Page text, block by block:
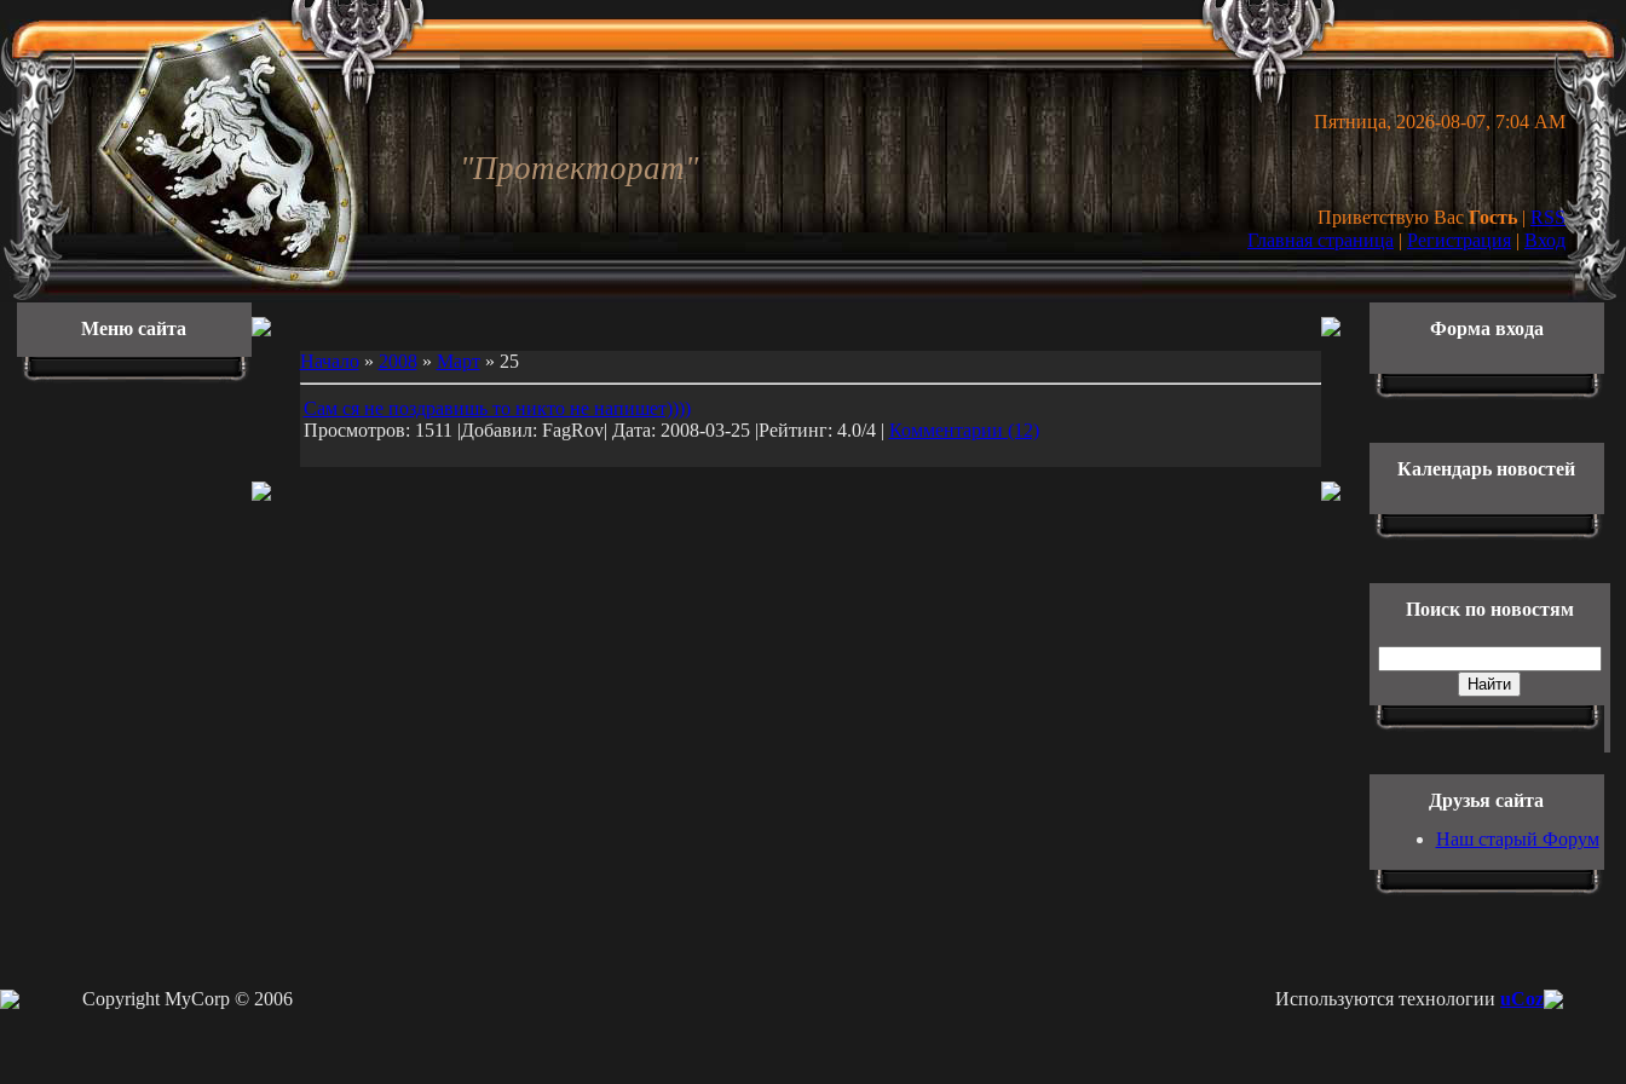
Пятница, 2026-08-07, 7:04 AM
"Протекторат"
Приветствую ВасГость | RSS
Главная страница | Регистрация | Вход
Меню сайта
Начало» 2008 » Март » 25
Сам ся не поздравишь то никто не напишет))))
Просмотров: 1511 |Добавил: FagRov| Дата: 2008-03-25|Рейтинг: 4.0/4 | Комментарии (12)
Форма входа
Календарь новостей
Поиск по новостям
Друзья сайта
Наш старый Форум
Copyright MyCorp © 2006 Используются технологии uCoz